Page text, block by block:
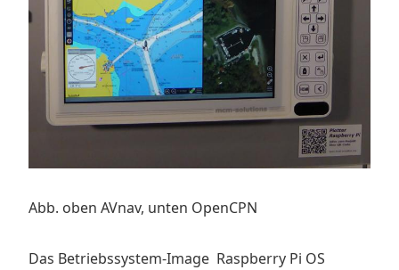
Abb. oben AVnav, unten OpenCPN
Das Betriebssystem-Image Raspberry Pi OS